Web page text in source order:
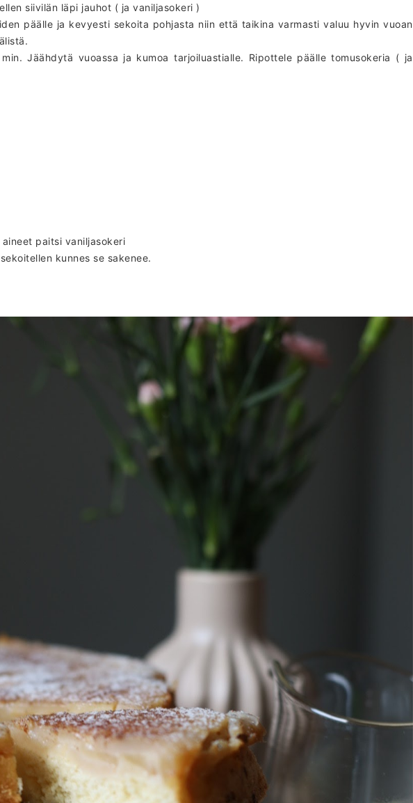
siivilän läpi jauhot ( ja vaniljasokeri )
päälle ja kevyesti sekoita pohjasta niin että taikina varmasti valuu hyvin vuoan
Jäähdytä vuoassa ja kumoa tarjoiluastialle. Ripottele päälle tomusokeria ( ja
paitsi vaniljasokeri
kunnes se sakenee.